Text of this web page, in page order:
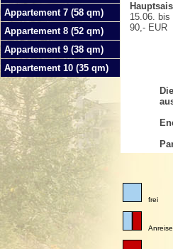
Appartement 7 (58 qm)
Appartement 8 (52 qm)
Appartement 9 (38 qm)
Appartement 10 (35 qm)
15.06. bis
90,- EUR
frei